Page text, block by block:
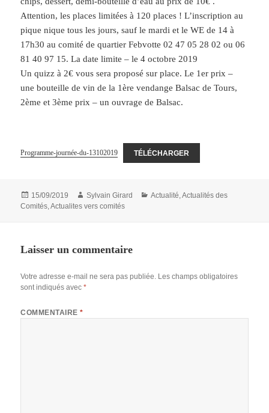
Attention, les places limitées à 120 places ! L’inscription au
pique nique tous les jours, sauf le mardi et le WE de 14 à
17h30 au comité de quartier Febvotte 02 47 05 28 02 ou 06
81 40 97 15. La date limite – le 4 octobre 2019
Un quizz à 2€ vous sera proposé sur place. Le 1er prix –
une bouteille de vin de la 1ère vendange Balsac de Tours,
2ème et 3ème prix – un ouvrage de Balsac.
Programme-journée-du-13102019 TÉLÉCHARGER
Publié
le
15/09/2019 Auteur
Sylvain Girard Catégories
Actualité ,Actualités des
Comités ,Actualites vers comités
Laisser un commentaire
Votre adresse e-mail ne sera pas publiée. Les champs obligatoires
sont indiqués avec*
COMMENTAIRE*